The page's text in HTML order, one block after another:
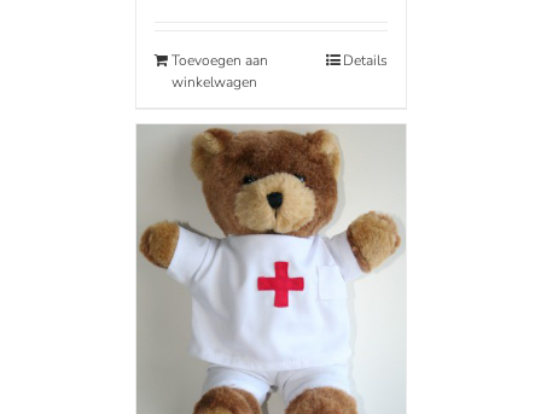
Toevoegen aan
winkelwagen
Details